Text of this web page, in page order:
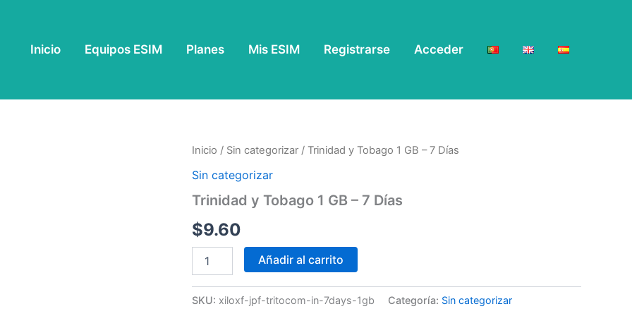
Inicio Equipos ESIM Planes Mis ESIM Registrarse Acceder
Inicio / Sin categorizar / Trinidad y Tobago 1 GB – 7 Días
Sin categorizar
Trinidad y Tobago 1 GB – 7 Días
$9.60
Trinidad
Tobago
GB
7
Días
cantidad
Añadir al carrito
SKU: xiloxf-jpf-tritocom-in-7days-1gb Categoría: Sin categorizar